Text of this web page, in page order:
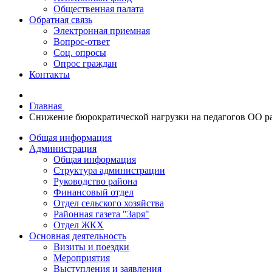
Общественная палата
Обратная связь
Электронная приемная
Вопрос-ответ
Соц. опросы
Опрос граждан
Контакты
Главная
Снижение бюрократической нагрузки на педагогов ОО
Общая информация
Администрация
Общая информация
Структура администрации
Руководство района
Финансовый отдел
Отдел сельского хозяйства
Районная газета "Заря"
Отдел ЖКХ
Основная деятельность
Визиты и поездки
Мероприятия
Выступления и заявления